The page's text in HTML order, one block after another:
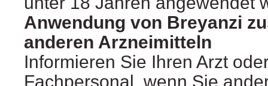
Anwendung von Breyanzi
anderen Arzneimitteln
Informieren Sie Ihren Arzt
Fachpersonal, wenn Sie